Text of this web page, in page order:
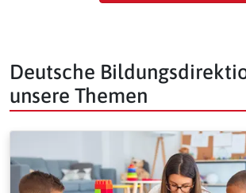
Deutsche
unsere Themen